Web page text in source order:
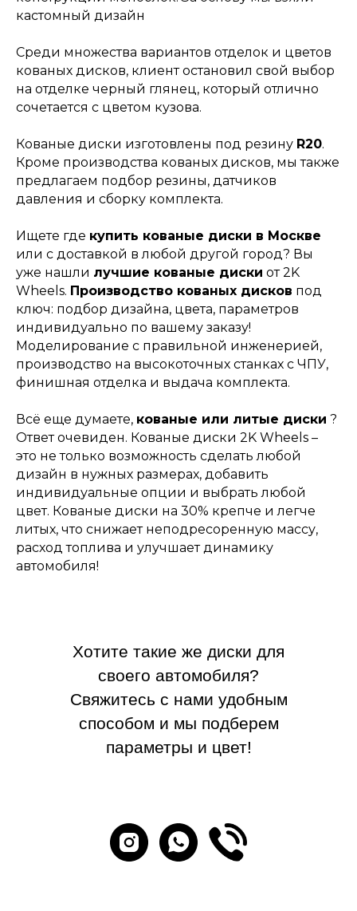
кастомный дизайн
Среди множества вариантов отделок и цветов
кованых дисков, клиент остановил свой выбор
на отделке черный глянец, который отлично
сочетается с цветом кузова.
Кованые диски изготовлены под резину R20.
Кроме производства кованых дисков, мы также
предлагаем подбор резины, датчиков
давления и сборку комплекта.
Ищете где купить кованые диски в Москве
или с доставкой в любой другой город? Вы
уже нашли лучшие кованые диски от 2K
Wheels. Производство кованых дисков под
ключ: подбор дизайна, цвета, параметров
индивидуально по вашему заказу!
Моделирование с правильной инженерией,
производство на высокоточных станках с ЧПУ,
финишная отделка и выдача комплекта.
Всё еще думаете, кованые или литые диски ?
Ответ очевиден. Кованые диски 2K Wheels –
это не только возможность сделать любой
дизайн в нужных размерах, добавить
индивидуальные опции и выбрать любой
цвет. Кованые диски на 30% крепче и легче
литых, что снижает неподресоренную массу,
расход топлива и улучшает динамику
автомобиля!
Хотите такие же диски для
своего автомобиля?
Свяжитесь с нами удобным
способом и мы подберем
параметры и цвет!